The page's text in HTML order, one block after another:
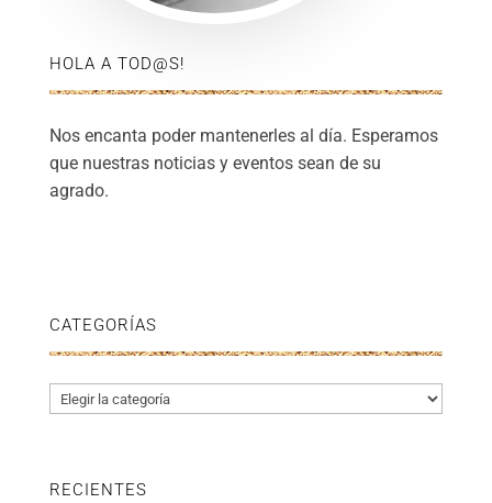
HOLA A TOD@S!
Nos encanta poder mantenerles al día. Esperamos
que nuestras noticias y eventos sean de su
agrado.
CATEGORÍAS
Categorías
RECIENTES